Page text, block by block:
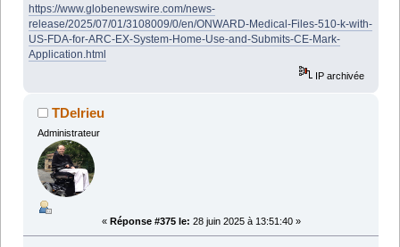
https://www.globenewswire.com/news-
release/2025/07/01/3108009/0/en/ONWARD-Medical-Files-510-k-with-
US-FDA-for-ARC-EX-System-Home-Use-and-Submits-CE-Mark-
Application.html
IP archivée
TDelrieu
Administrateur
« Réponse #375 le: 28 juin 2025 à 13:51:40 »